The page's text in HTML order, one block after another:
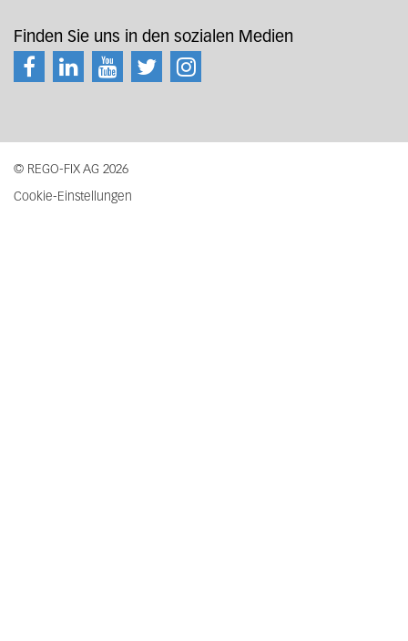
Finden Sie uns in den sozialen Medien
© REGO-FIX AG 2026
Cookie-Einstellungen